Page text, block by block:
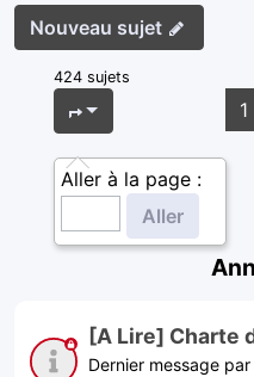
Nouveau sujet
424 sujets
Page
Aller à la page :
1
[A Lire] Charte
Dernier message par